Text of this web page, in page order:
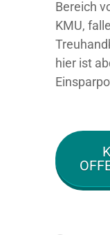
Bereich
KMU,
hier ist